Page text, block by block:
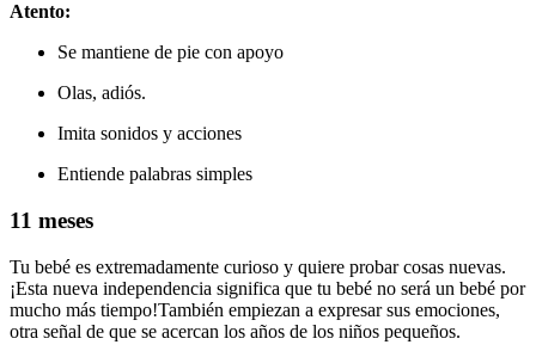
Atento:
Se mantiene de pie con apoyo
Olas, adiós.
Imita sonidos y acciones
Entiende palabras simples
11 meses
Tu bebé es extremadamente curioso y quiere probar cosas nuevas.
¡Esta nueva independencia significa que tu bebé no será un bebé por
mucho más tiempo!También empiezan a expresar sus emociones,
otra señal de que se acercan los años de los niños pequeños.